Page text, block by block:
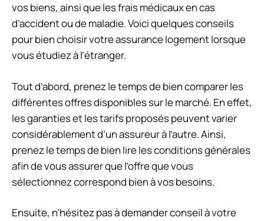
vos biens, ainsi que les frais médicaux en cas
d’accident ou de maladie. Voici quelques conseils
pour bien choisir votre assurance logement lorsque
vous étudiez à l’étranger.
Tout d’abord, prenez le temps de bien comparer les
différentes offres disponibles sur le marché. En effet,
les garanties et les tarifs proposés peuvent varier
considérablement d’un assureur à l’autre. Ainsi,
prenez le temps de bien lire les conditions générales
afin de vous assurer que l’offre que vous
sélectionnez correspond bien à vos besoins.
Ensuite, n’hésitez pas à demander conseil à votre